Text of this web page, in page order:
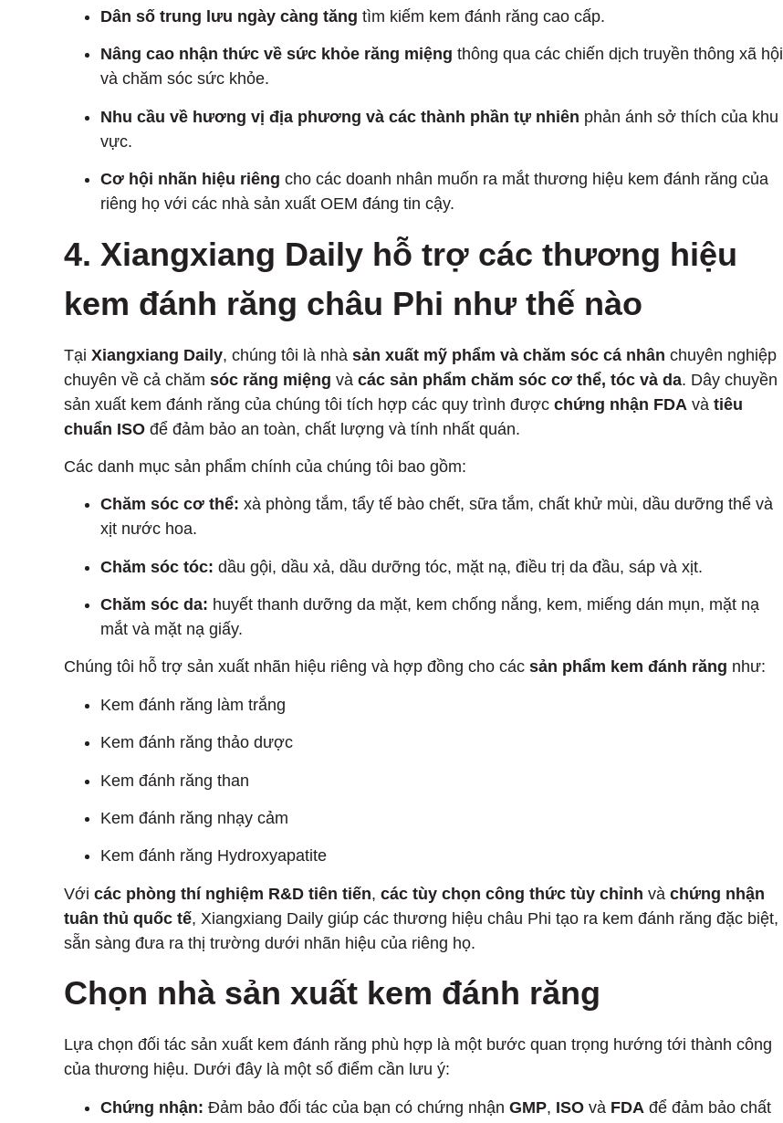
Dân số trung lưu ngày càng tăng tìm kiếm kem đánh răng cao cấp.
Nâng cao nhận thức về sức khỏe răng miệng thông qua các chiến dịch truyền thông xã hội
và chăm sóc sức khỏe.
Nhu cầu về hương vị địa phương và các thành phần tự nhiên phản ánh sở thích của khu
vực.
Cơ hội nhãn hiệu riêng cho các doanh nhân muốn ra mắt thương hiệu kem đánh răng của
riêng họ với các nhà sản xuất OEM đáng tin cậy.
4. Xiangxiang Daily hỗ trợ các thương hiệu
kem đánh răng châu Phi như thế nào
Tại Xiangxiang Daily, chúng tôi là nhà sản xuất mỹ phẩm và chăm sóc cá nhân chuyên nghiệp
chuyên về cả chăm sóc răng miệng và các sản phẩm chăm sóc cơ thể, tóc và da. Dây chuyền
sản xuất kem đánh răng của chúng tôi tích hợp các quy trình được chứng nhận FDA và tiêu
chuẩn ISO để đảm bảo an toàn, chất lượng và tính nhất quán.
Các danh mục sản phẩm chính của chúng tôi bao gồm:
Chăm sóc cơ thể: xà phòng tắm, tẩy tế bào chết, sữa tắm, chất khử mùi, dầu dưỡng thể và
xịt nước hoa.
Chăm sóc tóc: dầu gội, dầu xả, dầu dưỡng tóc, mặt nạ, điều trị da đầu, sáp và xịt.
Chăm sóc da: huyết thanh dưỡng da mặt, kem chống nắng, kem, miếng dán mụn, mặt nạ
mắt và mặt nạ giấy.
Chúng tôi hỗ trợ sản xuất nhãn hiệu riêng và hợp đồng cho các sản phẩm kem đánh răng như:
Kem đánh răng làm trắng
Kem đánh răng thảo dược
Kem đánh răng than
Kem đánh răng nhạy cảm
Kem đánh răng Hydroxyapatite
Với các phòng thí nghiệm R&D tiên tiến, các tùy chọn công thức tùy chỉnh và chứng nhận
tuân thủ quốc tế, Xiangxiang Daily giúp các thương hiệu châu Phi tạo ra kem đánh răng đặc biệt,
sẵn sàng đưa ra thị trường dưới nhãn hiệu của riêng họ.
Chọn nhà sản xuất kem đánh răng
Lựa chọn đối tác sản xuất kem đánh răng phù hợp là một bước quan trọng hướng tới thành công
của thương hiệu. Dưới đây là một số điểm cần lưu ý:
Chứng nhận: Đảm bảo đối tác của bạn có chứng nhận GMP, ISO và FDA để đảm bảo chất